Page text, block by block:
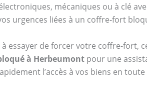
mécaniques ou à clé
urgences liées à un coffre-fort
essayer de forcer votre coffre-fort,
à Herbeumont pour une
l’accès à vos biens en